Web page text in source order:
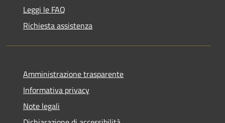
Leggi le FAQ
Richiesta assistenza
Amministrazione trasparente
Informativa privacy
Note legali